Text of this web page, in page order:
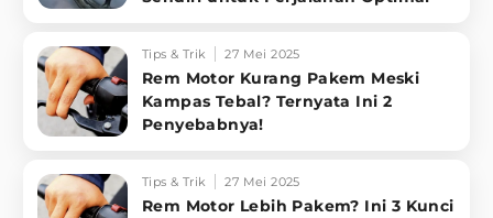
Tips & Trik 27 Mei 2025
Rem Motor Kurang Pakem Meski
Kampas Tebal? Ternyata Ini 2
Penyebabnya!
Tips & Trik 27 Mei 2025
Rem Motor Lebih Pakem? Ini 3 Kunci